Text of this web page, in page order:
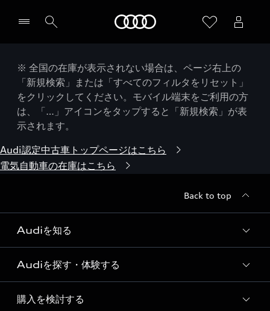
※ 全国の在庫が表示されない場合は、ページ右上の
「新規検索」または「すべてのフィルタをリセット」
をクリックしてください。モバイル端末をご利用の方
は、「…」アイコンをタップすると「新規検索」が表
示されます。
Audi認定中古車トップページはこちら
電気自動車の在庫はこちら
Back to top
Audiを知る
Audi ブランド
Story of Progress
Audiを探す・体験する
ディーラー検索
購入を検討する